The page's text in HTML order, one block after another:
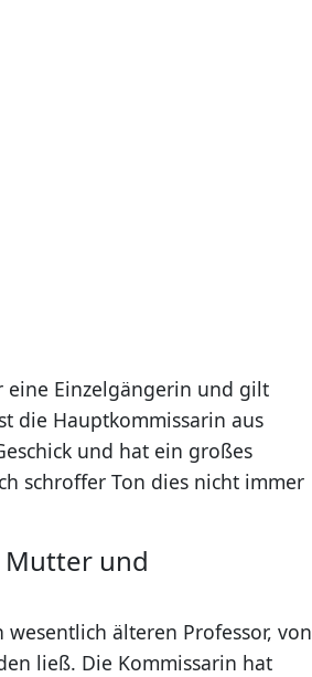
eine Einzelgängerin und gilt
die Hauptkommissarin aus
und hat ein großes
schroffer Ton dies nicht immer
Mutter und
älteren Professor, von
ließ. Die Kommissarin hat